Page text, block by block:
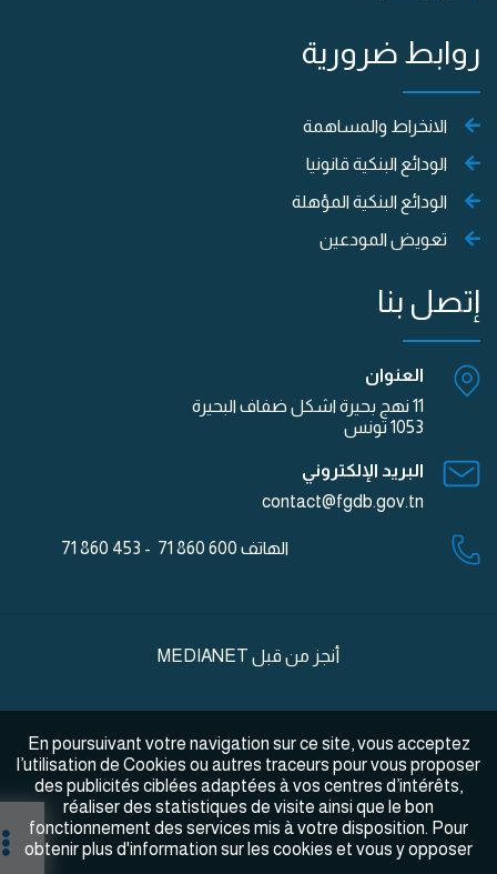
روابط ضرورية
الانخراط والمساهمة
الودائع البنكية قانونيا
الودائع البنكية المؤهلة
تعويض المودعين
إتصل بنا
العنوان
1053 تونس
البريد الإلكتروني
contact@fgdb.gov.tn
الهاتف600 860 71 - 453 860 71
أنجز من قبلMEDIANET
En poursuivant votre navigation sur ce site, vous acceptez
l’utilisation de Cookies ou autres traceurs pour vous proposer
des publicités ciblées adaptées à vos centres d’intérêts,
réaliser des statistiques de visite ainsi que le bon
fonctionnement des services mis à votre disposition. Pour
obtenir plus d'information sur les cookies et vous y opposer